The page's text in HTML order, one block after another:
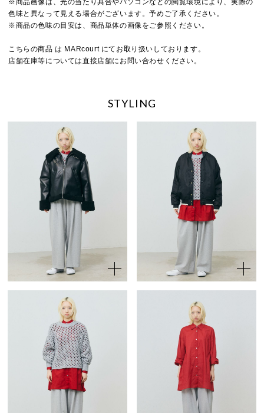
色味と異なって見える場合がございます。予めご了承ください。
※商品の色味の目安は、商品単体の画像をご参照ください。
こちらの商品 は MARcourt にてお取り扱いしております。
店舗在庫等については直接店舗にお問い合わせください。
STYLING